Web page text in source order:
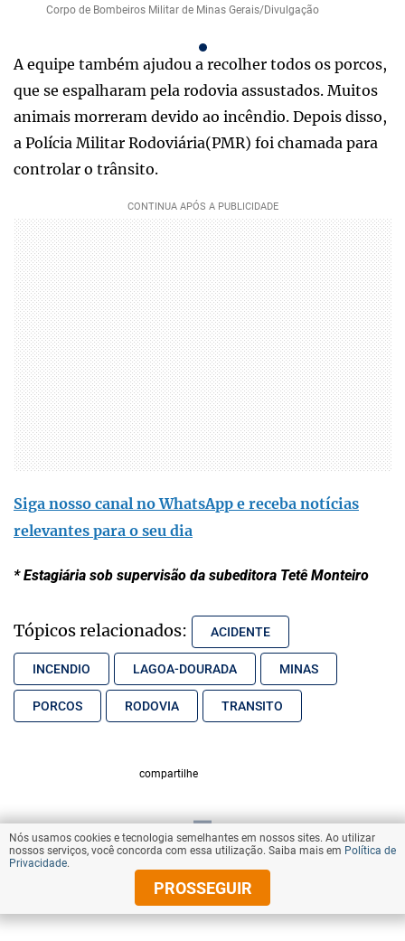
Corpo de Bombeiros Militar de Minas Gerais/Divulgação
A equipe também ajudou a recolher todos os porcos,
que se espalharam pela rodovia assustados. Muitos
animais morreram devido ao incêndio. Depois disso,
a Polícia Militar Rodoviária(PMR) foi chamada para
controlar o trânsito.
Siga nosso canal no WhatsApp e receba notícias
relevantes para o seu dia
* Estagiária sob supervisão da subeditora Tetê Monteiro
Tópicos relacionados: ACIDENTE
INCENDIO LAGOA-DOURADA MINAS
PORCOS RODOVIA TRANSITO
compartilhe
VOLTAR AO TOPO
© Copyright 2026 Diários Associados
Nós usamos cookies e tecnologia semelhantes em nossos sites. Ao utilizar
nossos serviços, você concorda com essa utilização. Saiba mais em Política de
Privacidade.
PROSSEGUIR